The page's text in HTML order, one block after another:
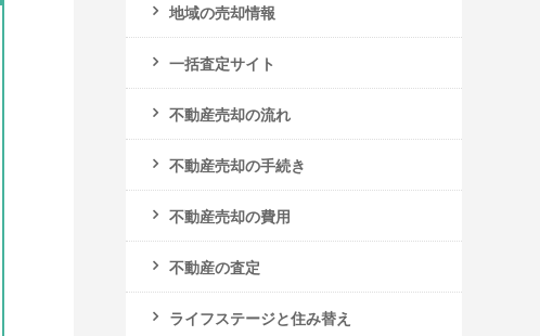
地域の売却情報
一括査定サイト
不動産売却の流れ
不動産売却の手続き
不動産売却の費用
不動産の査定
ライフステージと住み替え